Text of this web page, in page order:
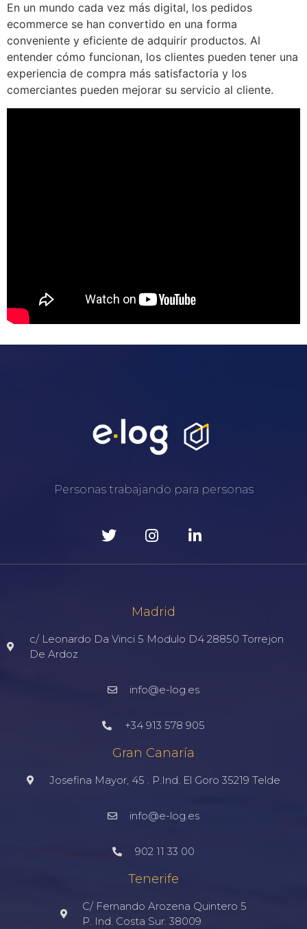
En un mundo cada vez más digital, los pedidos
ecommerce se han convertido en una forma
conveniente y eficiente de adquirir productos. Al
entender cómo funcionan, los clientes pueden tener una
experiencia de compra más satisfactoria y los
comerciantes pueden mejorar su servicio al cliente.
Personas trabajando para personas
Madrid
c/ Leonardo Da Vinci 5 Modulo D4 28850 Torrejon
De Ardoz
info@e-log.es
+34 913 578 905
Gran Canaría
Josefina Mayor, 45 . P.Ind. El Goro 35219 Telde
info@e-log.es
902 11 33 00
Tenerife
C/ Fernando Arozena Quintero 5
P. Ind. Costa Sur. 38009